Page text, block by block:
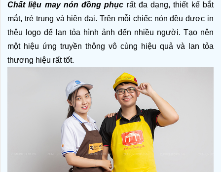
Chất liệu may nón đồng phục rất đa dạng, thiết kế bắt
mắt, trẻ trung và hiện đại. Trên mỗi chiếc nón đều được in
thêu logo để lan tỏa hình ảnh đến nhiều người. Tạo nên
một hiệu ứng truyền thông vô cùng hiệu quả và lan tỏa
thương hiệu rất tốt.